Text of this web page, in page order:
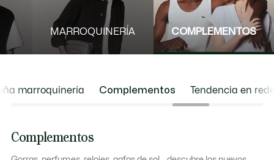
MARROQUINERÍA COMPLEMENTOS
marroquinería Complementos Tendencia en
Complementos